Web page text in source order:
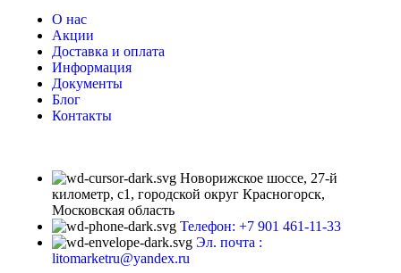
О нас
Акции
Доставка и оплата
Информация
Документы
Блог
Контакты
Новорижское шоссе, 27-й
километр, с1, городской округ Красногорск,
Московская область
Телефон: +7 901 461-11-33
Эл. почта :
litomarketru@yandex.ru